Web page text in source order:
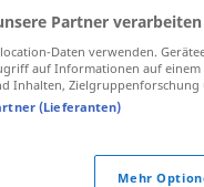
Partner
Daten verwenden.
auf Informationen auf einem
Inhalten,
(Lieferanten)
Mehr